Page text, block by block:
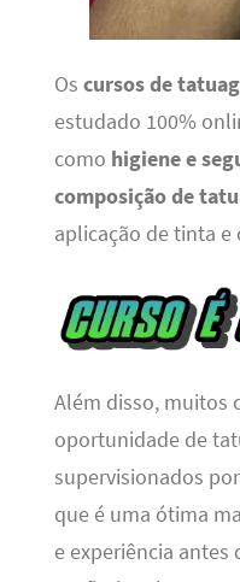
Os cursos de
estudado 100%
como higiene e
composição de
aplicação de tinta
Além disso, muitos
oportunidade de
supervisionados
que é uma ótima
e experiência antes